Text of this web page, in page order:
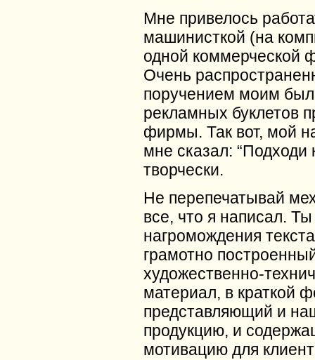
Мне привелось
машинисткой (на
одной коммерческой
Очень
поручением моим
рекламных буклетов
фирмы. Так вот, мой
мне сказал: “Подходи
творчески.
Не перепечатывай
все, что я написал. Ты
нагромождения
грамотно
художественно-
материал, в краткой
представляющий и
продукцию, и
мотивацию для